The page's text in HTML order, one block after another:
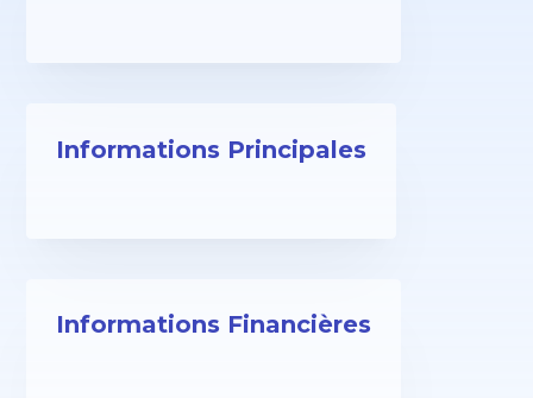
Informations Principales
Informations Financières